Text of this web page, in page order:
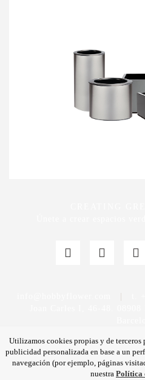
Utilizamos cookies propias y de terceros
publicidad personalizada en base a un
navegación (por ejemplo, páginas
nuestra Política